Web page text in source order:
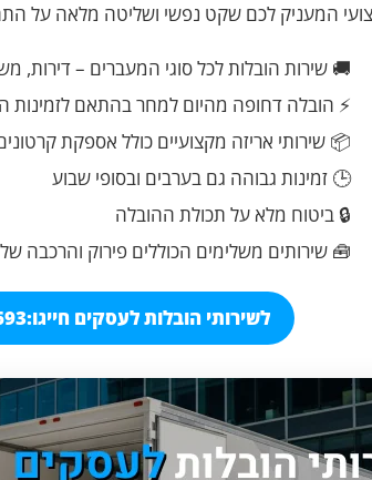
המעניק לכם שקט נפשי ושליטה מלאה על
🚚 שירות הובלות לכל סוגי המעברים – דירות,
⚡ הובלה דחופה מהיום למחר בהתאם לזמינות
📦 שירותי אריזה מקצועיים כולל אספקת
🕒 זמינות גבוהה גם בערבים ובסופי שבוע
🔒 ביטוח מלא על תכולת ההובלה
🧰 שירותים משלימים הכוללים פירוק והרכבה
לשירותי הובלות לעסקים חייגו: